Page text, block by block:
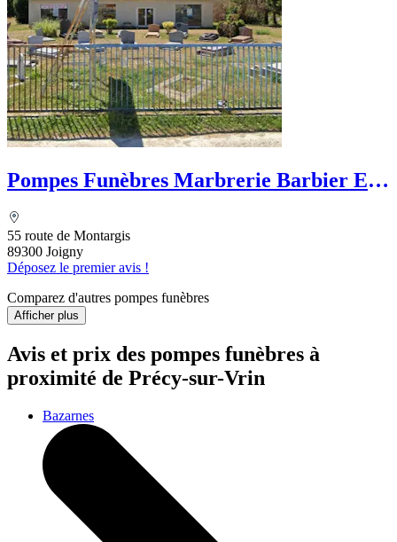
Pompes Funèbres Marbrerie Barbier Et
55 route de Montargis
89300 Joigny
Déposez le premier avis !
Comparez d'autres pompes funèbres
Afficher plus
Avis et prix des pompes funèbres à
proximité de Précy-sur-Vrin
Bazarnes